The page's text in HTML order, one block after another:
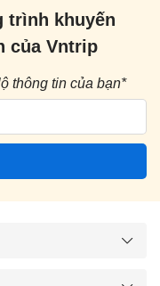
trình khuyến
của Vntrip
thông tin của bạn*